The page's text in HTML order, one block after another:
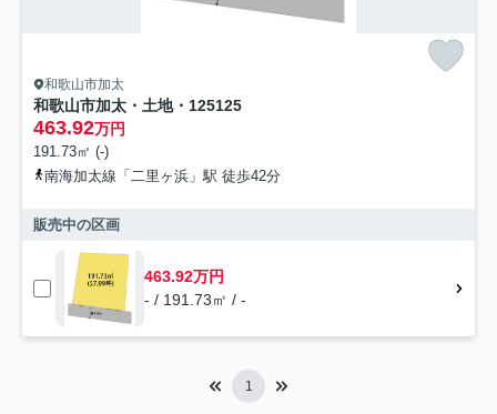
和歌山市加太
和歌山市加太・土地・125125
463.92万円
191.73㎡ (-)
南海加太線「二里ヶ浜」駅 徒歩42分
販売中の区画
463.92万円
- / 191.73㎡ / -
1